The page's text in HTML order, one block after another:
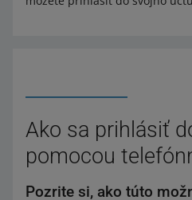
Ako sa prihlásiť
pomocou
Pozrite si, ako túto